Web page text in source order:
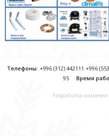
Телефоны: +996 (312) 442111 +996
95 Время
Разработка комании